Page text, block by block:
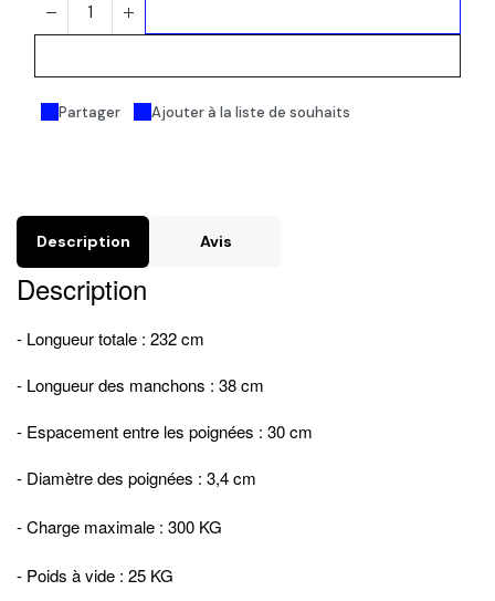
Partager Ajouter à la liste de souhaits
Description Avis
Description
- Longueur totale : 232 cm
- Longueur des manchons : 38 cm
- Espacement entre les poignées : 30 cm
- Diamètre des poignées : 3,4 cm
- Charge maximale : 300 KG
- Poids à vide : 25 KG